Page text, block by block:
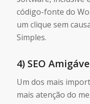
código-fonte do
um clique sem
Simples.
4) SEO
Um dos mais
mais atenção do